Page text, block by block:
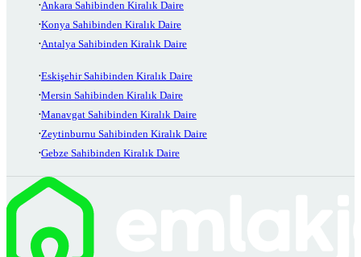
Ankara Sahibinden Kiralık Daire
Konya Sahibinden Kiralık Daire
Antalya Sahibinden Kiralık Daire
Eskişehir Sahibinden Kiralık Daire
Mersin Sahibinden Kiralık Daire
Manavgat Sahibinden Kiralık Daire
Zeytinburnu Sahibinden Kiralık Daire
Gebze Sahibinden Kiralık Daire